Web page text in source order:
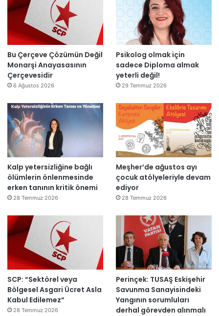
r
ı
k
a
l
m
a
y
c
a
k
Bu Çerçeve Çözümün Değil
Monarşi Anayasasının
Çerçevesidir
6 Ağustos 2026
Psikolog olmak için
sadece Diploma almak
yeterli değil!
29 Temmuz 2026
Kalp yetersizliğine bağlı
ölümlerin önlenmesinde
erken tanının kritik önemi
28 Temmuz 2026
Meşher’de ağustos ayı
çocuk atölyeleriyle devam
ediyor
28 Temmuz 2026
SCP: “Sektörel veya
Bölgesel Asgari Ücret Asla
Kabul Edilemez”
28 Temmuz 2026
Perinçek: TUSAŞ Eskişehir
Savunma Sanayisindeki
Yangının sorumluları
derhal görevden alınmalı